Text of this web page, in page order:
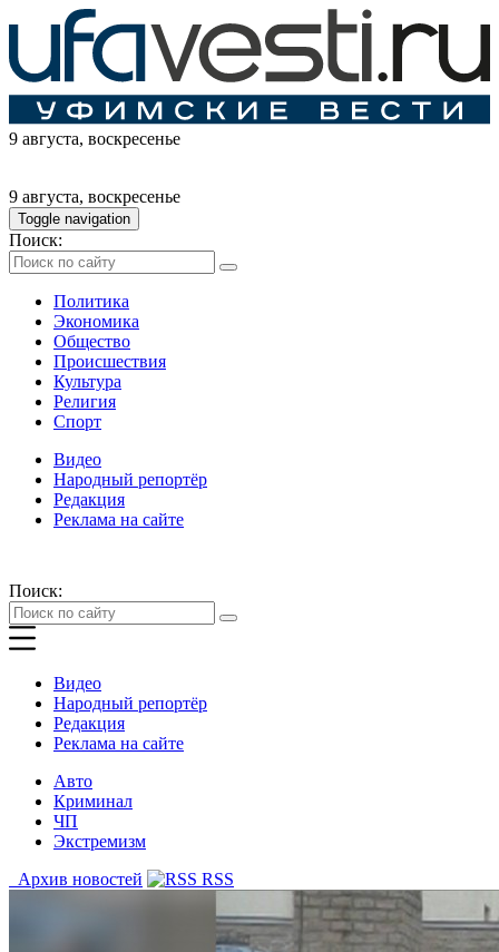
9 августа, воскресенье
9 августа, воскресенье
Toggle navigation
Поиск:
Политика
Экономика
Общество
Происшествия
Культура
Религия
Спорт
Видео
Народный репортёр
Редакция
Реклама на сайте
Поиск:
Видео
Народный репортёр
Редакция
Реклама на сайте
Авто
Криминал
ЧП
Экстремизм
Архив новостей
RSS